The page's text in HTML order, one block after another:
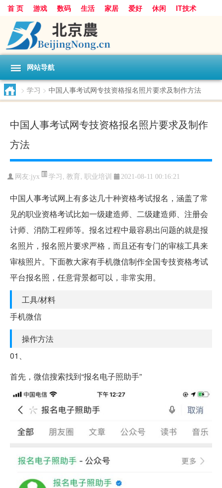
首 页 游戏 数码 生活 家居 爱好 休闲
IT技术
互联网
手机 购物
网站导航
> 学习 > 中国人事考试网专技资格报名照片要求及制作方法
中国人事考试网专技资格报名照片要求及制作
方法
网友:jyx 学习, 教育, 职业培训 2021-08-11 00:16:21
中国人事考试网上有多达几十种资格考试报名，涵盖了常
见的职业资格考试比如一级建造师、二级建造师、注册会
计师、消防工程师等。报名过程中最容易出问题的就是报
名照片，报名照片要求严格，而且还有专门的审核工具来
审核照片。下面教大家有手机微信制作全国专技资格考试
平台报名照，任意背景都可以，非常实用。
工具/材料
手机微信
操作方法
01、
首先，微信搜索找到“报名电子照助手”